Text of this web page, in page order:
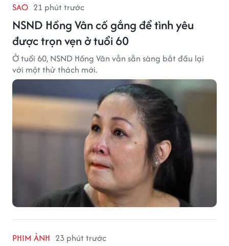
SAO 21 phút trước
NSND Hồng Vân cố gắng để tình yêu
được trọn vẹn ở tuổi 60
Ở tuổi 60, NSND Hồng Vân vẫn sẵn sàng bắt đầu lại
với một thử thách mới.
PHIM ẢNH 23 phút trước